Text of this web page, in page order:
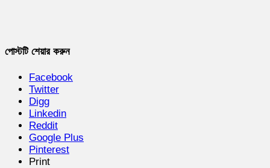
পোস্টটি শেয়ার করুন
Facebook
Twitter
Digg
Linkedin
Reddit
Google Plus
Pinterest
Print